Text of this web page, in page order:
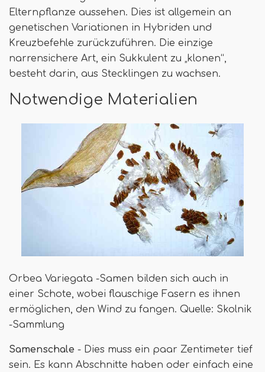
Elternpflanze aussehen. Dies ist allgemein an
genetischen Variationen in Hybriden und
Kreuzbefehle zurückzuführen. Die einzige
narrensichere Art, ein Sukkulent zu „klonen“,
besteht darin, aus Stecklingen zu wachsen.
Notwendige Materialien
Orbea Variegata -Samen bilden sich auch in
einer Schote, wobei flauschige Fasern es ihnen
ermöglichen, den Wind zu fangen. Quelle: Skolnik
-Sammlung
Samenschale - Dies muss ein paar Zentimeter tief
sein. Es kann Abschnitte haben oder einfach eine